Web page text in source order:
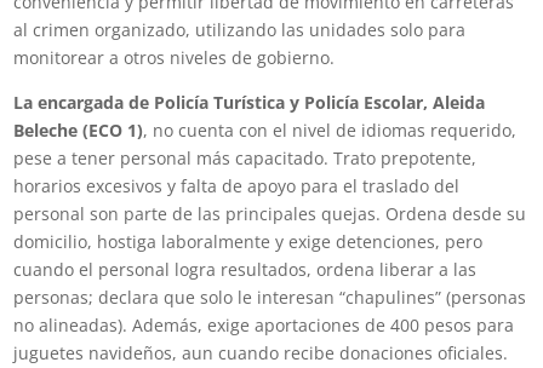
al crimen organizado, utilizando las unidades solo para
monitorear a otros niveles de gobierno.
La encargada de Policía Turística y Policía Escolar, Aleida
Beleche (ECO 1), no cuenta con el nivel de idiomas requerido,
pese a tener personal más capacitado. Trato prepotente,
horarios excesivos y falta de apoyo para el traslado del
personal son parte de las principales quejas. Ordena desde su
domicilio, hostiga laboralmente y exige detenciones, pero
cuando el personal logra resultados, ordena liberar a las
personas; declara que solo le interesan “chapulines” (personas
no alineadas). Además, exige aportaciones de 400 pesos para
juguetes navideños, aun cuando recibe donaciones oficiales.